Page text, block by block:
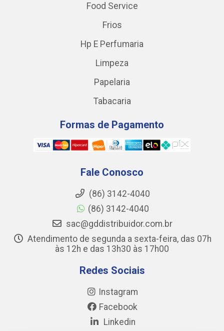
Food Service
Frios
Hp E Perfumaria
Limpeza
Papelaria
Tabacaria
Formas de Pagamento
Fale Conosco
(86) 3142-4040
(86) 3142-4040
sac@gddistribuidor.com.br
Atendimento de segunda a sexta-feira, das 07h
às 12h e das 13h30 às 17h00
Redes Sociais
Instagram
Facebook
Linkedin